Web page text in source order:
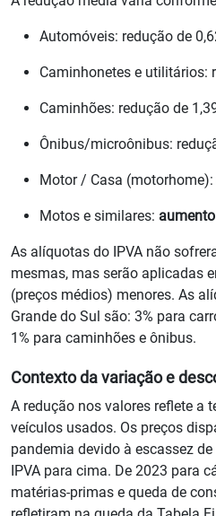
Automóveis: redução de
Caminhonetes e utilitários:
Caminhões: redução de
Ônibus/microônibus:
Motor / Casa (motorhome):
Motos e similares:
As alíquotas do IPVA não
mesmas, mas serão aplicadas
(preços médios) menores. As
Grande do Sul são: 3% para
1% para caminhões e ônibus.
Contexto da variação e
A redução nos valores reflete a
veículos usados. Os preços
pandemia devido à escassez
IPVA para cima. De 2023 para
matérias-primas e queda de